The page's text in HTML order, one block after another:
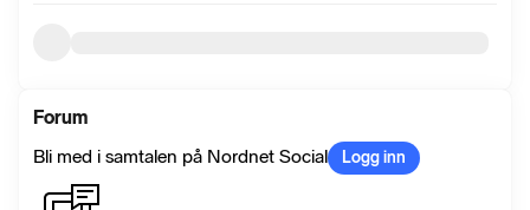
Forum
Bli med i samtalen på Nordnet Social
Logg inn